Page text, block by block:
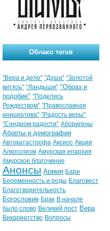
Облако тегов
"Вера и дело" "Душа" "Золотой
витязь" "Ландыши" "Образ и
подобие" "Поделись
Рождеством" "Православная
инициатива" "Радость веры"
"Синдром радости" Аборигены
Аборты и демография
Автокатастрофа Аксиос Акция
Алкоголизм Амурская епархия
Амурское благочиние
Анонсы Армия Бари
Беременность и роды Благовест
Благотворительность
Богословие Брак В начале
было слово Великий пост Вера
Викариатство Вопросы